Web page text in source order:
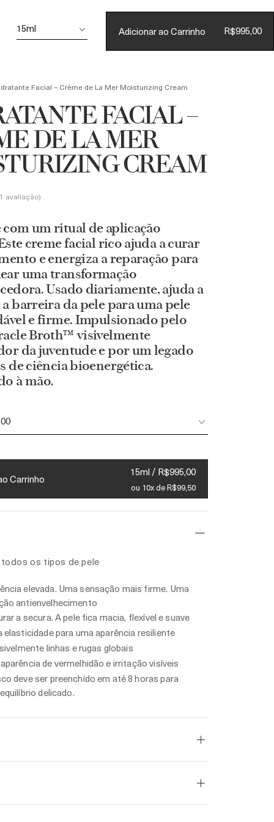
Conta
CARRINHO(0)
Facial – Crème de La Mer Moisturizing Cream
FACIAL –
DE LA MER
CREAM
1 avaliação
com um ritual de aplicação
creme facial rico ajuda a curar
e energiza a reparação para
uma transformação
Usado diariamente, ajuda a
barreira da pele para uma pele
e firme. Impulsionado pelo
Broth™ visivelmente
da juventude e por um legado
de ciência bioenergética.
à mão.
Carrinho
15ml / R$995,00
ou 10x de R$99,50
os tipos de pele
elevada. Uma sensação mais firme. Uma
antienvelhecimento
a secura. A pele fica macia, flexível e suave
elasticidade para uma aparência resiliente
linhas e rugas globais
de vermelhidão e irritação visíveis
deve ser preenchido em até 8 horas para
delicado.
15ml Adicionar ao Carrinho R$995,00